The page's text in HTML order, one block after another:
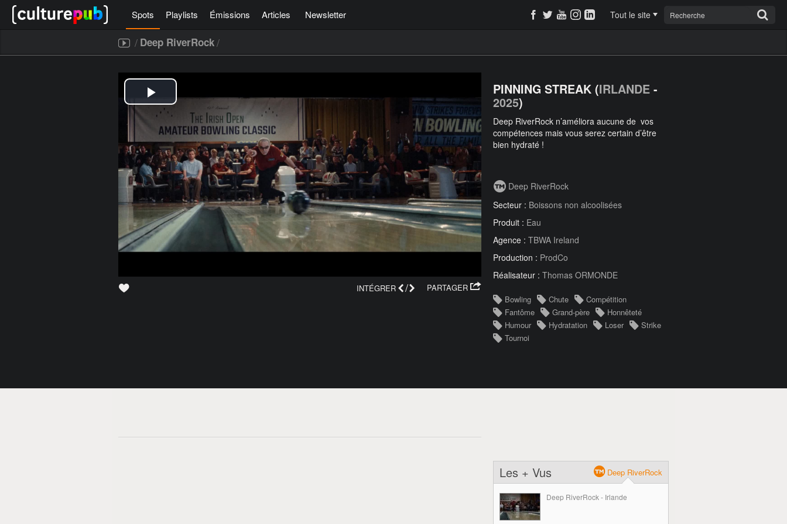
Spots Playlists Émissions Articles Newsletter Tout le site
/ Deep RiverRock/
PARTAGER
INTÉGRER /
PINNING STREAK (IRLANDE -
2025)
Deep RiverRock n’améliora aucune de vos
compétences mais vous serez certain d’être
bien hydraté !
Deep RiverRock
Secteur : Boissons non alcoolisées
Produit : Eau
Agence : TBWA Ireland
Production : ProdCo
Réalisateur : Thomas ORMONDE
Bowling Chute
Compétition
Fantôme
Grand-père
Honnêteté
Humour
Hydratation Loser
Strike
Tournoi
Les + Vus Deep RiverRock
Deep RiverRock - Irlande